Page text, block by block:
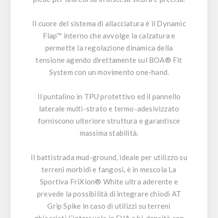
Il cuore del sistema di allacciatura è il Dynamic
Flap™ interno che avvolge la calzatura e
permette la regolazione dinamica della
tensione agendo direttamente sul BOA® Fit
System con un movimento one-hand.
Il puntalino in TPU protettivo ed il pannello
laterale multi-strato e termo-adesivizzato
forniscono ulteriore struttura e garantisce
massima stabilità.
Il battistrada mud-ground, ideale per utilizzo su
terreni morbidi e fangosi, è in mescola La
Sportiva FriXion® White ultra aderente e
prevede la possibilità di integrare chiodi AT
Grip Spike in caso di utilizzi su terreni